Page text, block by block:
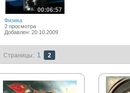
00:06:57
Физика
2 просмотра
Добавлен: 20.10.2009
Страницы: 1 2